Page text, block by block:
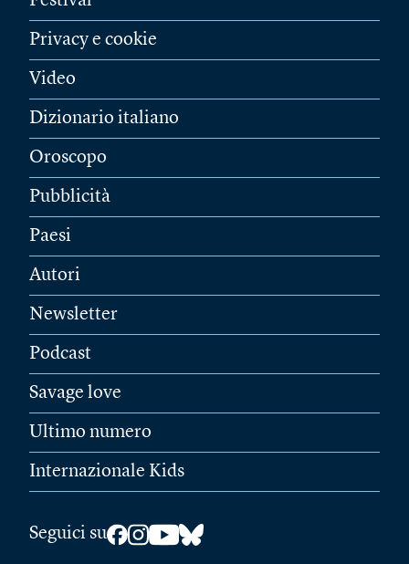
Privacy e cookie
Video
Dizionario italiano
Oroscopo
Pubblicità
Paesi
Autori
Newsletter
Podcast
Savage love
Ultimo numero
Internazionale Kids
Seguici su